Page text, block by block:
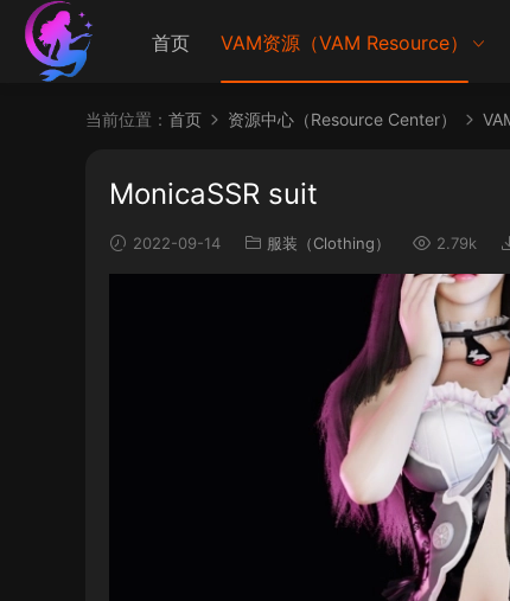
首页 VAM资源（VAM Resource）
当前位置： 首页 资源中心（Resource Center）
MonicaSSR suit
2022-09-14 服装（Clothing） 2.79k